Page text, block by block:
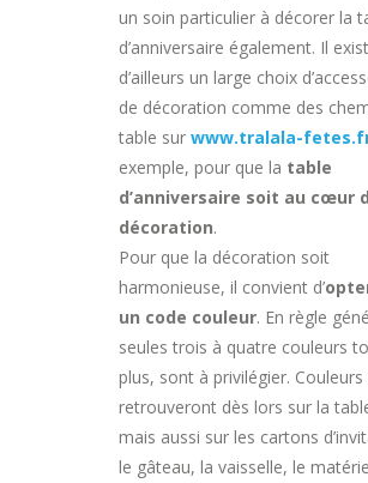
un soin particulier à décorer la
d’anniversaire également. Il
d’ailleurs un large choix
de décoration comme des
table sur www.tralala-
exemple, pour que la table
d’anniversaire soit au cœur
décoration.
Pour que la décoration soit
harmonieuse, il convient d’
un code couleur. En règle
seules trois à quatre couleurs
plus, sont à privilégier. Couleurs
retrouveront dès lors sur la
mais aussi sur les cartons
le gâteau, la vaisselle, le